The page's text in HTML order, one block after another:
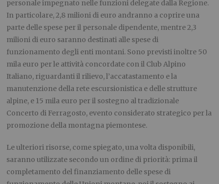
personale impegnato nelle funzioni delegate dalla Regione.
In particolare, 2,8 milioni di euro andranno a coprire una
parte delle spese per il personale dipendente, mentre 2,3
milioni di euro saranno destinati alle spese di
funzionamento degli enti montani. Sono previsti inoltre 50
mila euro per le attività concordate con il Club Alpino
Italiano, riguardanti il rilievo, l’accatastamento e la
manutenzione della rete escursionistica e delle strutture
alpine, e 15 mila euro per il sostegno al tradizionale
Concerto di Ferragosto, evento considerato strategico per la
promozione della montagna piemontese.
Le ulteriori risorse, come spiegato, una volta disponibili,
saranno utilizzate secondo un ordine di priorità: prima il
completamento del finanziamento delle spese di